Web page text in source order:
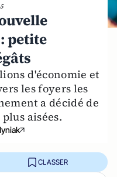
petite
d'économie et
les foyers les
a décidé de
aisées.
CLASSER